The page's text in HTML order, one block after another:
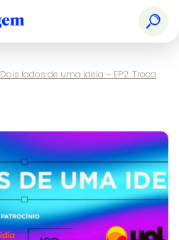
Dois lados de uma ideia – EP2: Troca